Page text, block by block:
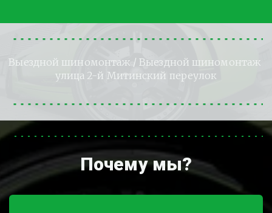
Выездной шиномонтаж / Выездной шиномонтаж
улица 2-й Митинский переулок
Почему мы?